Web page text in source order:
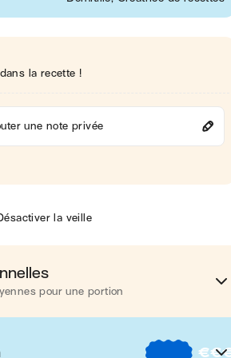
la recette !
une note privée
la veille
pour une portion
452
€€